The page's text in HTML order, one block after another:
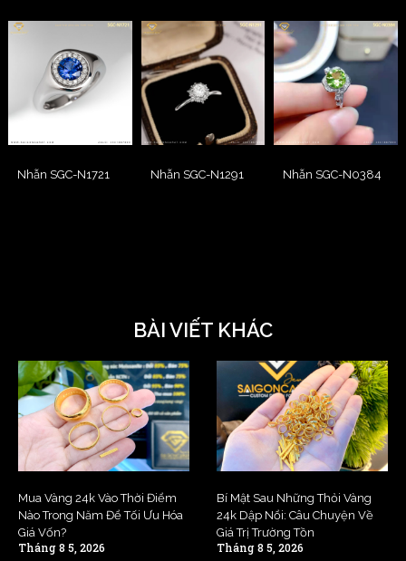
Nhẫn SGC-N1721 Nhẫn SGC-N1291 Nhẫn SGC-N0384
BÀI VIẾT KHÁC
Mua Vàng 24k Vào Thời Điểm
Nào Trong Năm Để Tối Ưu Hóa
Giá Vốn?
Tháng 8 5, 2026
Bí Mật Sau Những Thỏi Vàng
24k Dập Nổi: Câu Chuyện Về
Giá Trị Trường Tồn
Tháng 8 5, 2026